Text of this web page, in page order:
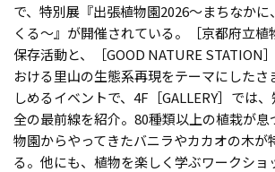
で、特別展『出張植物園2026～まちなかに
くる～』が開催されている。［京都府立植
保存活動と、［GOOD NATURE STATION
おける里山の生態系再現をテーマにしたさ
しめるイベントで、4F［GALLERY］では
全の最前線を紹介。80種類以上の植栽が
物園からやってきたバニラやカカオの木が
る。他にも、植物を楽しく学ぶワークショ